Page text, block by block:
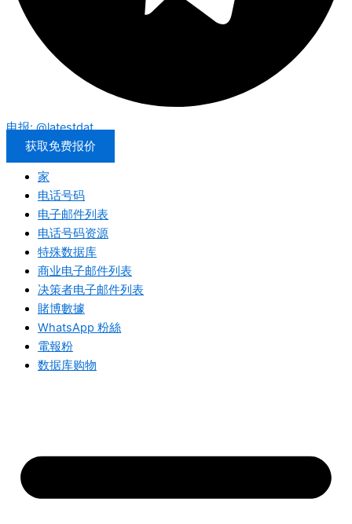
电报: @latestdat
获取免费报价
家
电话号码
电子邮件列表
电话号码资源
特殊数据库
商业电子邮件列表
决策者电子邮件列表
賭博數據
WhatsApp 粉絲
電報粉
数据库购物